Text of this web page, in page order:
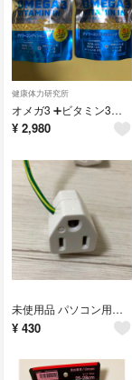
健康体力研究所
オメガ3 ➕ビタミン3種 2袋セット
¥ 2,980
未使用品 パソコン用コンセント 3ピン→2ピン変換
¥ 430